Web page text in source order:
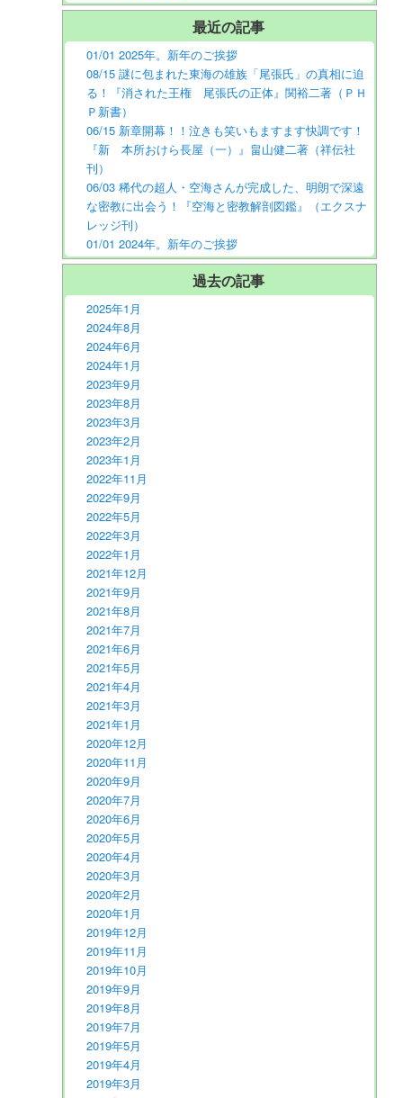
最近の記事
01/01 2025年。新年のご挨拶
08/15 謎に包まれた東海の雄族「尾張氏」の真相に迫
る！『消された王権 尾張氏の正体』関裕二著（ＰＨ
Ｐ新書）
06/15 新章開幕！！泣きも笑いもますます快調です！
『新 本所おけら長屋（一）』畠山健二著（祥伝社
刊）
06/03 稀代の超人・空海さんが完成した、明朗で深遠
な密教に出会う！『空海と密教解剖図鑑』（エクスナ
レッジ刊）
01/01 2024年。新年のご挨拶
過去の記事
2025年1月
2024年8月
2024年6月
2024年1月
2023年9月
2023年8月
2023年3月
2023年2月
2023年1月
2022年11月
2022年9月
2022年5月
2022年3月
2022年1月
2021年12月
2021年9月
2021年8月
2021年7月
2021年6月
2021年5月
2021年4月
2021年3月
2021年1月
2020年12月
2020年11月
2020年9月
2020年7月
2020年6月
2020年5月
2020年4月
2020年3月
2020年2月
2020年1月
2019年12月
2019年11月
2019年10月
2019年9月
2019年8月
2019年7月
2019年5月
2019年4月
2019年3月